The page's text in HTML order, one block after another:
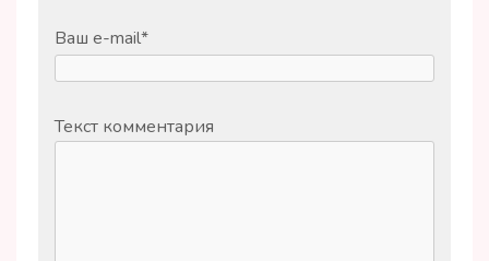
Ваш e-mail*
Текст комментария